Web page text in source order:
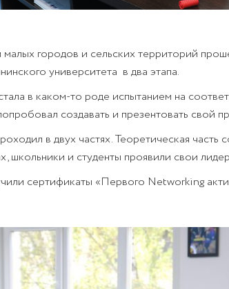
городов и сельских территорий
университета в два этапа.
в каком-то роде испытанием на
создавать и презентовать свой
в двух частях. Теоретическая часть
школьники и студенты проявили свои
сертификаты «Первого Networking